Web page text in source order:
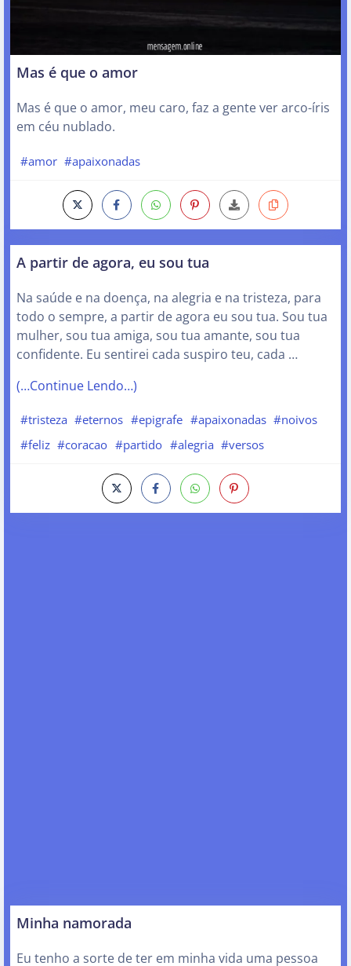
Mas é que o amor
Mas é que o amor, meu caro, faz a gente ver arco-íris
em céu nublado.
#amor #apaixonadas
A partir de agora, eu sou tua
Na saúde e na doença, na alegria e na tristeza, para
todo o sempre, a partir de agora eu sou tua. Sou tua
mulher, sou tua amiga, sou tua amante, sou tua
confidente. Eu sentirei cada suspiro teu, cada …
(…Continue Lendo…)
#tristeza #eternos #epigrafe #apaixonadas #noivos
#feliz #coracao #partido #alegria #versos
Minha namorada
Eu tenho a sorte de ter em minha vida uma pessoa